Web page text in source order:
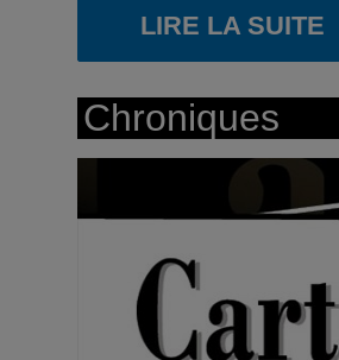
LIRE LA SUITE
Chroniques